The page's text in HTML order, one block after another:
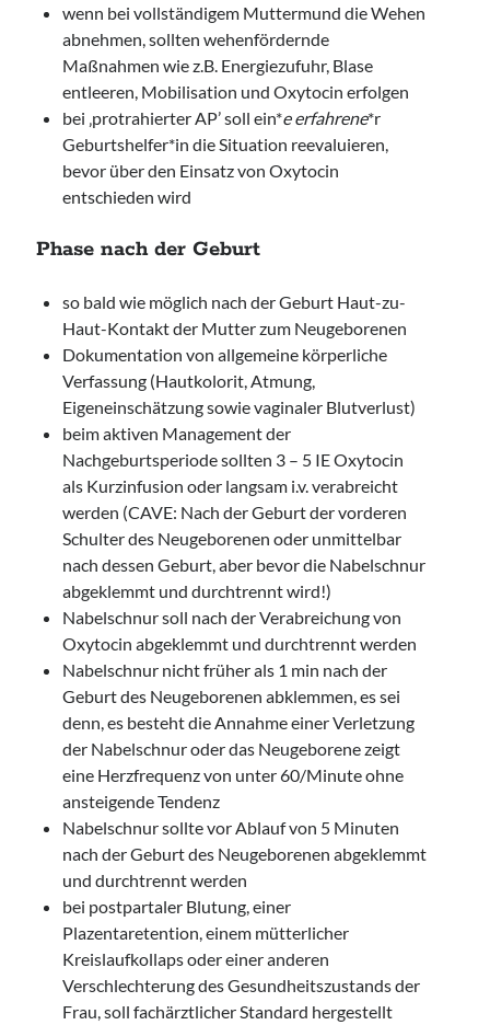
wenn bei vollständigem Muttermund die Wehen
abnehmen, sollten wehenfördernde
Maßnahmen wie z.B. Energiezufuhr, Blase
entleeren, Mobilisation und Oxytocin erfolgen
bei ‚protrahierter AP’ soll ein*e erfahrene*r
Geburtshelfer*in die Situation reevaluieren,
bevor über den Einsatz von Oxytocin
entschieden wird
Phase nach der Geburt
so bald wie möglich nach der Geburt Haut-zu-
Haut-Kontakt der Mutter zum Neugeborenen
Dokumentation von allgemeine körperliche
Verfassung (Hautkolorit, Atmung,
Eigeneinschätzung sowie vaginaler Blutverlust)
beim aktiven Management der
Nachgeburtsperiode sollten 3 – 5 IE Oxytocin
als Kurzinfusion oder langsam i.v. verabreicht
werden (CAVE: Nach der Geburt der vorderen
Schulter des Neugeborenen oder unmittelbar
nach dessen Geburt, aber bevor die Nabelschnur
abgeklemmt und durchtrennt wird!)
Nabelschnur soll nach der Verabreichung von
Oxytocin abgeklemmt und durchtrennt werden
Nabelschnur nicht früher als 1 min nach der
Geburt des Neugeborenen abklemmen, es sei
denn, es besteht die Annahme einer Verletzung
der Nabelschnur oder das Neugeborene zeigt
eine Herzfrequenz von unter 60/Minute ohne
ansteigende Tendenz
Nabelschnur sollte vor Ablauf von 5 Minuten
nach der Geburt des Neugeborenen abgeklemmt
und durchtrennt werden
bei postpartaler Blutung, einer
Plazentaretention, einem mütterlicher
Kreislaufkollaps oder einer anderen
Verschlechterung des Gesundheitszustands der
Frau, soll fachärztlicher Standard hergestellt